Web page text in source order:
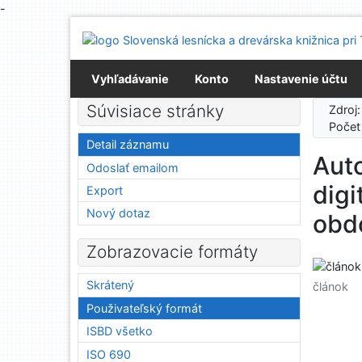
-
Prejsť na menu
Prehlásenie o webovej prístupnosti
Vyhľadávanie
Konto Nastavenie účtu
článok
Súvisiace stránky
Detail záznamu
Odoslať emailom
Export
Nový dotaz
Zobrazovacie formáty
Skrátený
Použivateľský formát
ISBD všetko
ISO 690